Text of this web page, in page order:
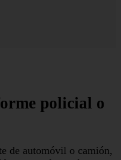
policial o
de automóvil o camión,